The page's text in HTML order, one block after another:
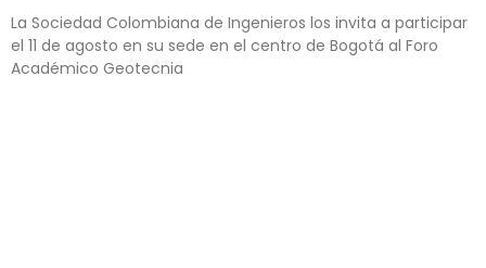
La Sociedad Colombiana de Ingenieros los invita a participar
el 11 de agosto en su sede en el centro de Bogotá al Foro
Académico Geotecnia